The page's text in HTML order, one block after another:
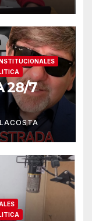
28/7